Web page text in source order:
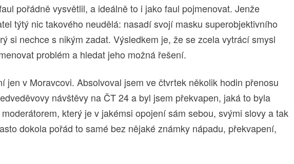
pořádně vysvětlil, a ideálně to i jako faul pojmenovat. Jenže
týtý nic takového neudělá: nasadí svojí masku superobjektivního
si nechce s nikým zadat. Výsledkem je, že se zcela vytrácí smysl
problém a hledat jeho možná řešení.
jen v Moravcovi. Absolvoval jsem ve čtvrtek několik hodin přenosu
návštěvy na ČT 24 a byl jsem překvapen, jaká to byla
který je v jakémsi opojení sám sebou, svými slovy a tak
dokola pořád to samé bez nějaké známky nápadu, překvapení,